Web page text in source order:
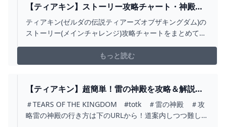
【ティアキン】ストーリー攻略チャート・神殿の
おすすめ攻略順【ゼルダの伝説ティアーズオブザ
キングダム】 ティアキン（ゼルダの伝説ティアー
ティアキン(ゼルダの伝説ティアーズオブザキングダム)の
ストーリー(メインチャレンジ)攻略チャートをまとめてい
のかのおすすめ攻略順や、各メインチャレンジ・神殿ク
リアで解放される要素・攻略のコツ、ストーリーで準備
いるので、ストーリー(メインチャレンジ)をどういう順番
で進めるべきか迷っている方や詰まってしまった方はご
参考にどうぞ。
もっと読む
【ティアキン】超簡単！雷の神殿を攻略＆解説＆
道案内【ゼルダの伝説ティアーズオブザキングダ
ム】/ジャイと共のトニー - YOUTUBE
＃TEARS OF THE KINGDOM #totk ＃雷の神殿 ＃攻
略雷の神殿の行き方は下のURLから！道案内しつつ難しい